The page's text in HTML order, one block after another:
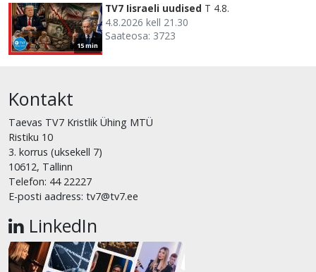
15 min
TV7 Iisraeli uudised T 4.8.
4.8.2026 kell 21.30
Saateosa: 3723
Kontakt
Taevas TV7 Kristlik Ühing MTÜ
Ristiku 10
3. korrus (uksekell 7)
10612, Tallinn
Telefon: 44 22227
E-posti aadress: tv7@tv7.ee
LinkedIn